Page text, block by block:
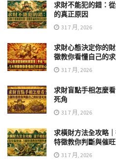
求財不能犯的錯：
的真正原因
31 7 月, 2026
求財心態決定你的
徵教你看懂自己的
31 7 月, 2026
求財盲點手相怎麼
死角
31 7 月, 2026
求橫財方法全攻略
特徵教你判斷與催旺
31 7 月, 2026